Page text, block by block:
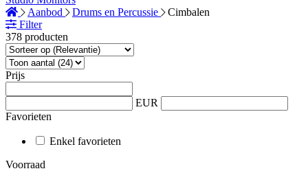
Aanbod
Drums en Percussie
Cimbalen
Filter
378 producten
Prijs
EUR
Favorieten
Enkel favorieten
Voorraad